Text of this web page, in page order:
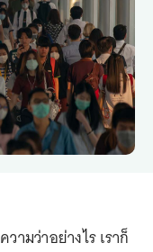
ามว่าอย่างไร เราก็